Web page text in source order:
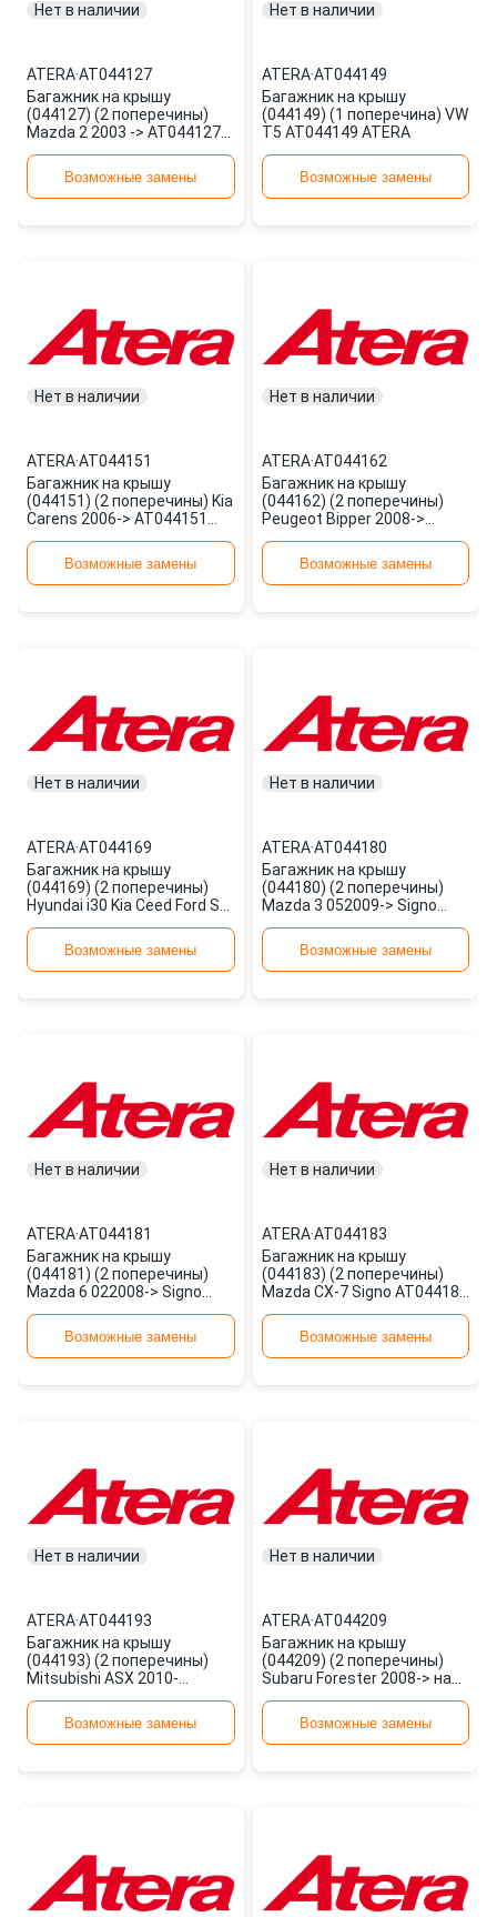
Нет в наличии
ATERA·AT044127
Багажник на крышу
(044127) (2 поперечины)
Mazda 2 2003 -> AT044127
Возможные замены
Нет в наличии
ATERA·AT044149
Багажник на крышу
(044149) (1 поперечина) VW
T5 AT044149 ATERA
Возможные замены
Нет в наличии
ATERA·AT044151
Багажник на крышу
(044151) (2 поперечины) Kia
Carens 2006-> AT044151
Возможные замены
Нет в наличии
ATERA·AT044162
Багажник на крышу
(044162) (2 поперечины)
Peugeot Bipper 2008->
Возможные замены
Нет в наличии
ATERA·AT044169
Багажник на крышу
(044169) (2 поперечины)
Hyundai i30 Kia Ceed Ford S-
Возможные замены
Нет в наличии
ATERA·AT044180
Багажник на крышу
(044180) (2 поперечины)
Mazda 3 052009-> Signo
Возможные замены
Нет в наличии
ATERA·AT044181
Багажник на крышу
(044181) (2 поперечины)
Mazda 6 022008-> Signo
Возможные замены
Нет в наличии
ATERA·AT044183
Багажник на крышу
(044183) (2 поперечины)
Mazda CX-7 Signo AT044183
Возможные замены
Нет в наличии
ATERA·AT044193
Багажник на крышу
(044193) (2 поперечины)
Mitsubishi ASX 2010-
>Peugeot 4 AT044193
ATERAВозможные замены
Нет в наличии
ATERA·AT044209
Багажник на крышу
(044209) (2 поперечины)
Subaru Forester 2008-> на
Возможные замены